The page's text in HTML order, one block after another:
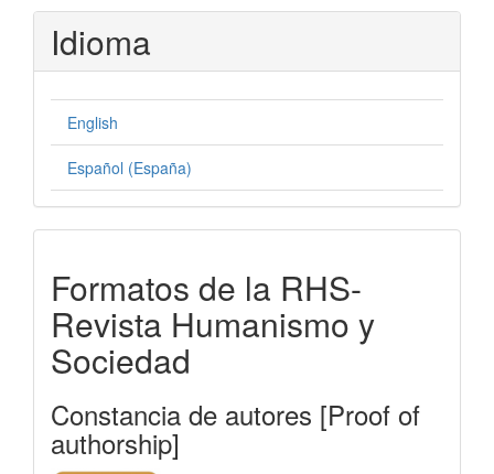
Idioma
English
Español (España)
rhs
Formatos de la RHS-
Revista Humanismo y
Sociedad
Constancia de autores [Proof of
authorship]